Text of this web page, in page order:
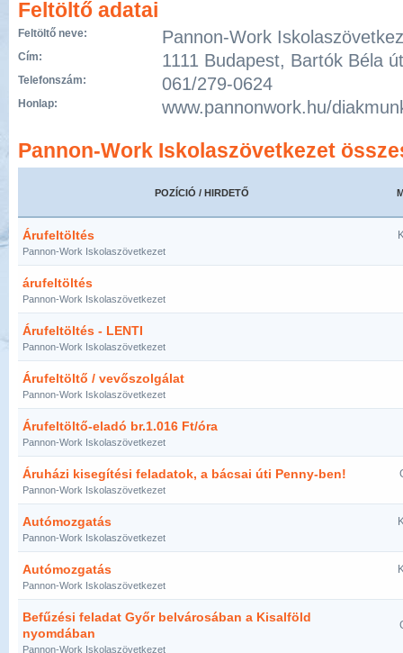
Feltöltő adatai
Feltöltő neve: Pannon-Work
Cím: 1111 Budapest, Bartók Béla
Telefonszám: 061/279-0624
Honlap: www.pannonwork.hu/
Pannon-Work Iskolaszövetkezet
POZÍCIÓ / HIRDETŐ
Árufeltöltés
Pannon-Work Iskolaszövetkezet
árufeltöltés
Pannon-Work Iskolaszövetkezet
Árufeltöltés - LENTI
Pannon-Work Iskolaszövetkezet
Árufeltöltő / vevőszolgálat
Pannon-Work Iskolaszövetkezet
Árufeltöltő-eladó br.1.016 Ft/óra
Pannon-Work Iskolaszövetkezet
Áruházi kisegítési feladatok, a bácsai úti Penny-ben!
Pannon-Work Iskolaszövetkezet
Autómozgatás
Pannon-Work Iskolaszövetkezet
Autómozgatás
Pannon-Work Iskolaszövetkezet
Befűzési feladat Győr belvárosában a Kisalföld
nyomdában
Pannon-Work Iskolaszövetkezet